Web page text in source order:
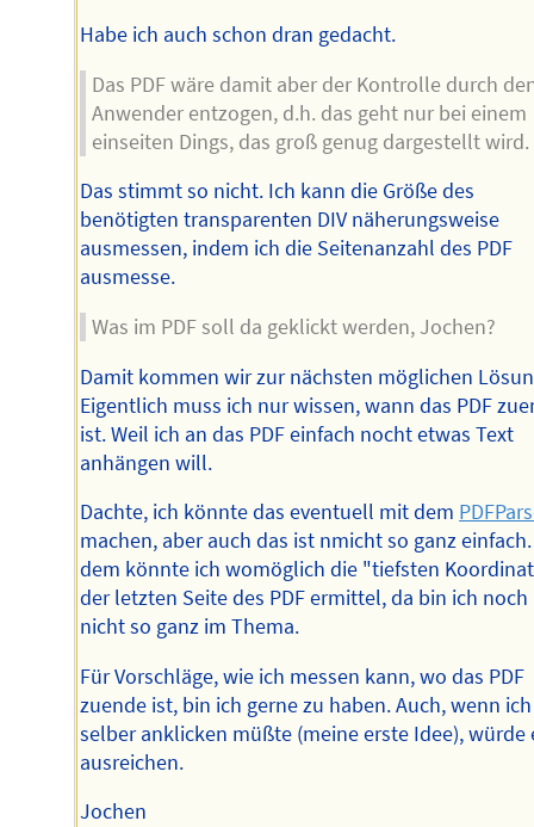
Habe ich auch schon dran gedacht.
Das PDF wäre damit aber der Kontrolle durch
Anwender entzogen, d.h. das geht nur bei einem
einseiten Dings, das groß genug dargestellt wird.
Das stimmt so nicht. Ich kann die Größe des
benötigten transparenten DIV näherungsweise
ausmessen, indem ich die Seitenanzahl des PDF
ausmesse.
Was im PDF soll da geklickt werden, Jochen?
Damit kommen wir zur nächsten möglichen
Eigentlich muss ich nur wissen, wann das PDF
ist. Weil ich an das PDF einfach nocht etwas Text
anhängen will.
Dachte, ich könnte das eventuell mit dem
machen, aber auch das ist nmicht so ganz
dem könnte ich womöglich die "tiefsten
der letzten Seite des PDF ermittel, da bin ich noch
nicht so ganz im Thema.
Für Vorschläge, wie ich messen kann, wo das PDF
zuende ist, bin ich gerne zu haben. Auch, wenn
selber anklicken müßte (meine erste Idee), würde
ausreichen.
Jochen